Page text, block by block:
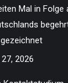
Mal in Folge
2026